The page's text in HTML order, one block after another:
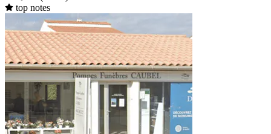
top notes